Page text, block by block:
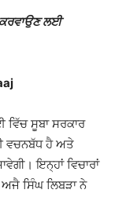
ਕਰਵਾਉਣ ਲਈ
ਸੂਬਾ ਸਰਕਾਰ
ਵਚਨਬੱਧ ਹੈ ਅਤੇ
ਇਨ੍ਹਾਂ ਵਿਚਾਰਾਂ
ਸਿੰਘ ਲਿਬੜਾ ਨੇ